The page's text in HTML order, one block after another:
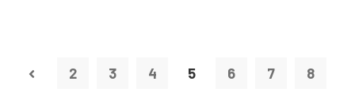
2 3 4 5 6 7 8